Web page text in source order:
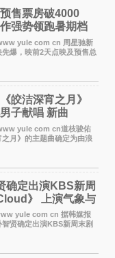
预售票房破4000
强势领跑暑期档
yule com cn 周星驰新
爆，映前2天点映及预售总
，成为暑期档最受期待的
功夫元素与足球题材的喜剧
皎洁深宵之月》
子献唱 新曲
告公开
yule com cn道枝骏佑
月》的主题曲确定为由浪
》。使用该乐曲的最
成。 本片讲述的是市村
确定出演KBS新周
》 上演气象与
爱情
yule com cn 据韩媒报
贤确定出演KBS新周末剧
担任男女主角。该剧预计
观众期待。 《Love